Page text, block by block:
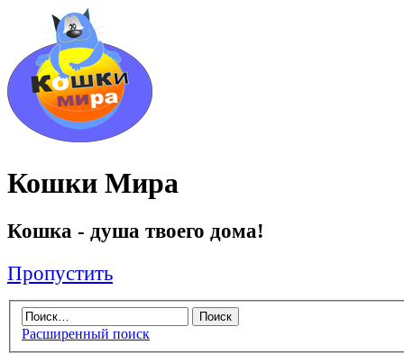
Кошки Мира
Кошка - душа твоего дома!
Пропустить
Расширенный поиск